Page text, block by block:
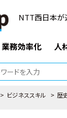
NTT西日本が
業務効率化 人
> ビジネススキル > 歴